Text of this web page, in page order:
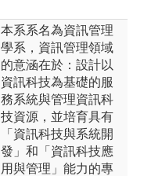
本系系名為資訊管理
學系，資訊管理領域
的意涵在於：設計以
資訊科技為基礎的服
務系統與管理資訊科
技資源，並培育具有
「資訊科技與系統開
發」和「資訊科技應
用與管理」能力的專